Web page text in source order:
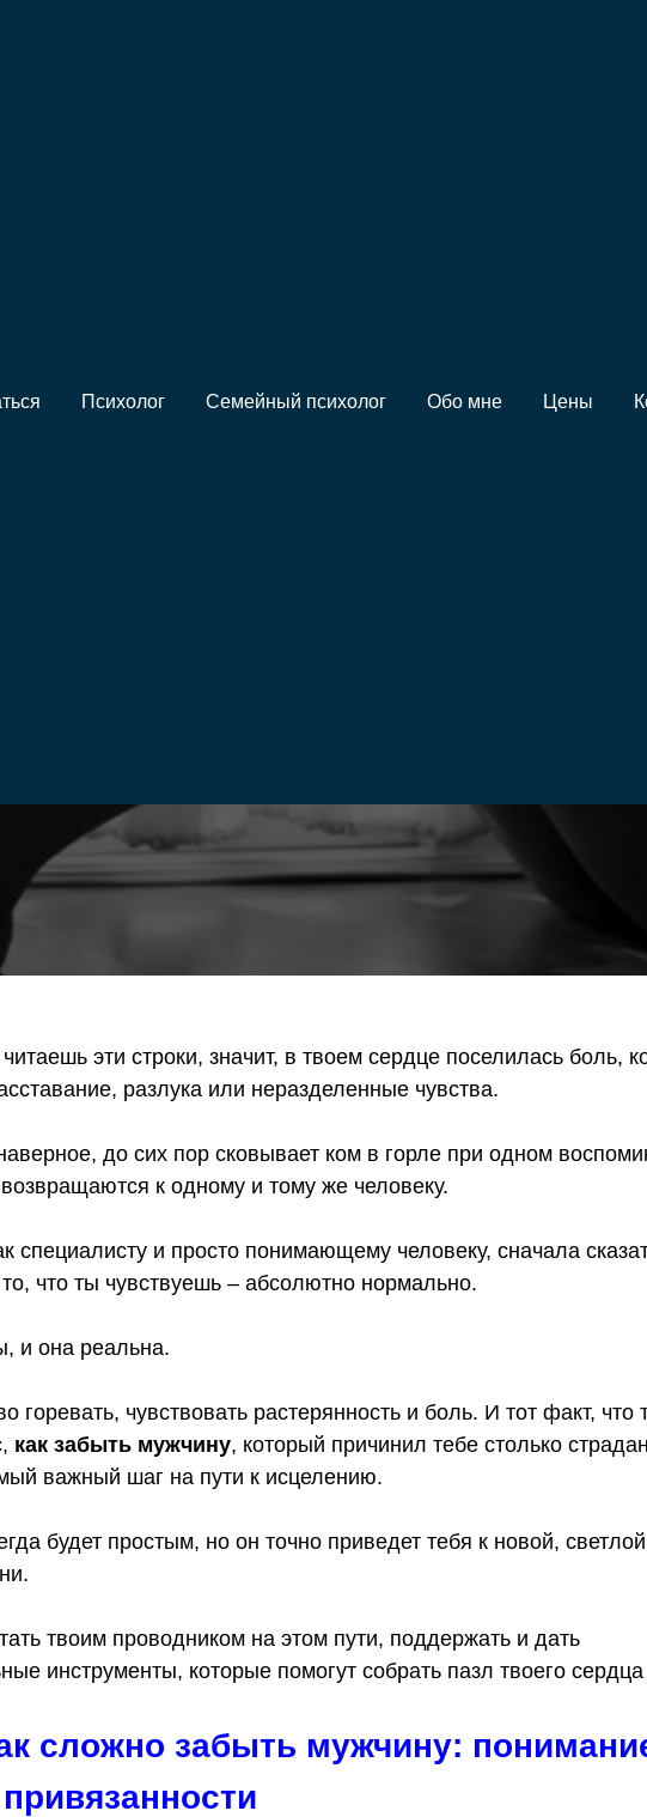
Психолог Семейный психолог Обо мне Цены
забыть
эти строки, значит, в твоем сердце поселилась боль,
разлука или неразделенные чувства.
до сих пор сковывает ком в горле при одном
к одному и тому же человеку.
специалисту и просто понимающему человеку, сначала
что ты чувствуешь – абсолютно нормально.
и она реальна.
горевать, чувствовать растерянность и боль. И тот факт,
как забыть мужчину, который причинил тебе столько
важный шаг на пути к исцелению.
будет простым, но он точно приведет тебя к новой,
твоим проводником на этом пути, поддержать и дать
инструменты, которые помогут собрать пазл твоего
сложно забыть мужчину: